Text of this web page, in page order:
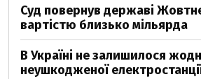
Суд повернув державі
вартістю близько мільярда
В Україні не залишилося
неушкодженої